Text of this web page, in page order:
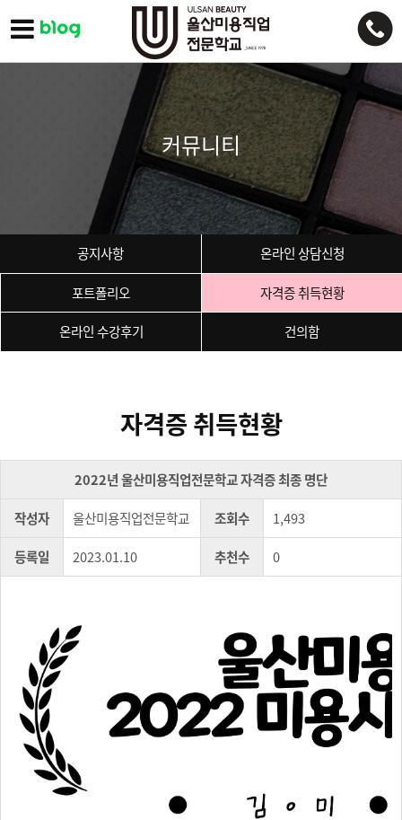
커뮤니티
공지사항
온라인 상담신청
포트폴리오
자격증 취득현황
온라인 수강후기
건의함
자격증 취득현황
2022년 울산미용직업전문학교 자격증 최종 명단
작성자
울산미용직업전문학교 조회수
1,493
등록일
2023.01.10 추천수 0